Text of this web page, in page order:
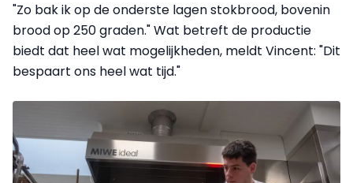
"Zo bak ik op de onderste lagen stokbrood, bovenin
brood op 250 graden." Wat betreft de productie
biedt dat heel wat mogelijkheden, meldt Vincent: "Dit
bespaart ons heel wat tijd."